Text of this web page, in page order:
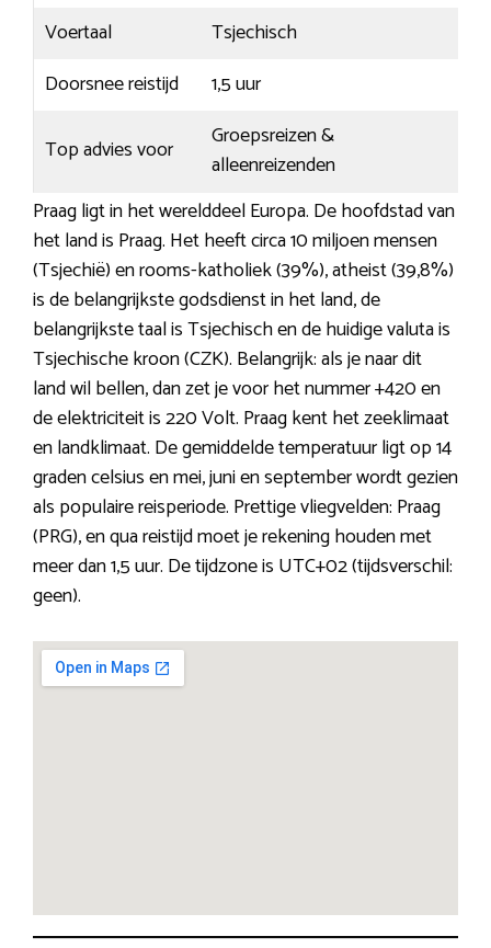
Voertaal
Tsjechisch
Doorsnee reistijd
1,5 uur
Top advies voor
Groepsreizen &
alleenreizenden
Praag ligt in het werelddeel Europa. De hoofdstad van
het land is Praag. Het heeft circa 10 miljoen mensen
(Tsjechië) en rooms-katholiek (39%), atheist (39,8%)
is de belangrijkste godsdienst in het land, de
belangrijkste taal is Tsjechisch en de huidige valuta is
Tsjechische kroon (CZK). Belangrijk: als je naar dit
land wil bellen, dan zet je voor het nummer +420 en
de elektriciteit is 220 Volt. Praag kent het zeeklimaat
en landklimaat. De gemiddelde temperatuur ligt op 14
graden celsius en mei, juni en september wordt gezien
als populaire reisperiode. Prettige vliegvelden: Praag
(PRG), en qua reistijd moet je rekening houden met
meer dan 1,5 uur. De tijdzone is UTC+02 (tijdsverschil:
geen).